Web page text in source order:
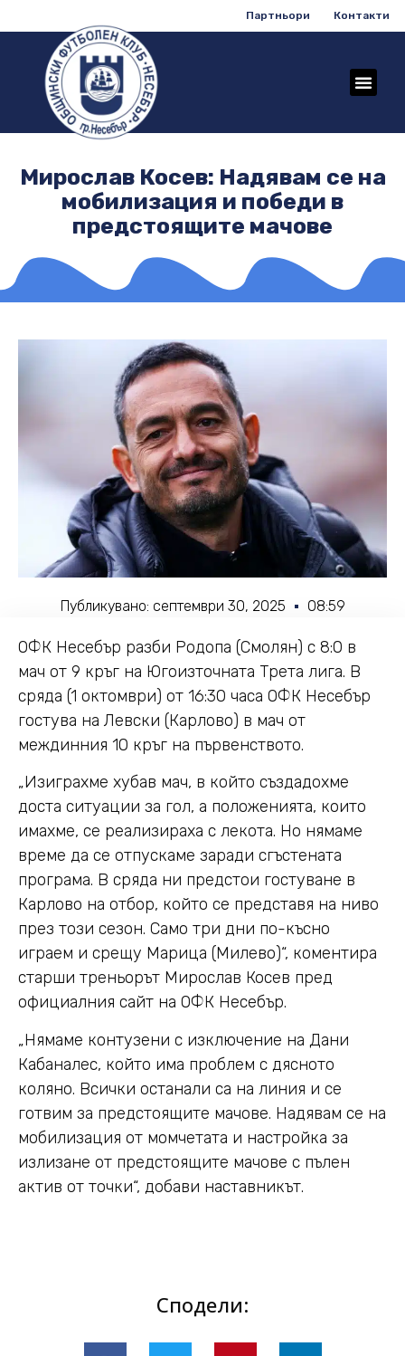
Партньори Контакти
Мирослав Косев: Надявам се на
мобилизация и победи в
предстоящите мачове
Публикувано: септември 30, 2025 08:59
ОФК Несебър разби Родопа (Смолян) с 8:0 в
мач от 9 кръг на Югоизточната Трета лига. В
сряда (1 октомври) от 16:30 часа ОФК Несебър
гостува на Левски (Карлово) в мач от
междинния 10 кръг на първенството.
„Изиграхме хубав мач, в който създадохме
доста ситуации за гол, а положенията, които
имахме, се реализираха с лекота. Но нямаме
време да се отпускаме заради сгъстената
програма. В сряда ни предстои гостуване в
Карлово на отбор, който се представя на ниво
през този сезон. Само три дни по-късно
играем и срещу Марица (Милево)“, коментира
старши треньорът Мирослав Косев пред
официалния сайт на ОФК Несебър.
„Нямаме контузени с изключение на Дани
Кабаналес, който има проблем с дясното
коляно. Всички останали са на линия и се
готвим за предстоящите мачове. Надявам се на
мобилизация от момчетата и настройка за
излизане от предстоящите мачове с пълен
актив от точки“, добави наставникът.
Сподели: